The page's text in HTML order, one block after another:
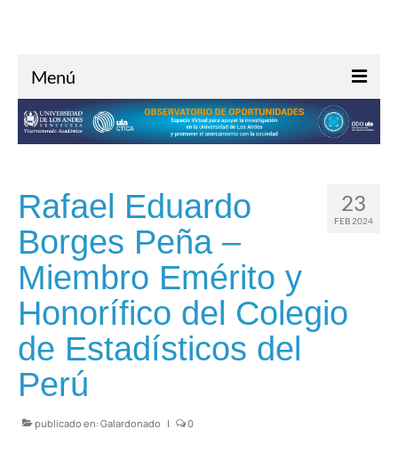
Menú
Inicio
Oportunidades
Noticias
Contacto
23
FEB 2024
Rafael Eduardo
Borges Peña –
Miembro Emérito y
Honorífico del Colegio
de Estadísticos del
Perú
publicado en:Galardonado | 0